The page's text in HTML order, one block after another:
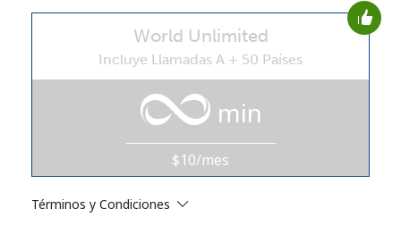
estosTérminos y condiciones.
World Unlimited
Incluye Llamadas A + 50 Países
min
$10/mes
Términos y Condiciones